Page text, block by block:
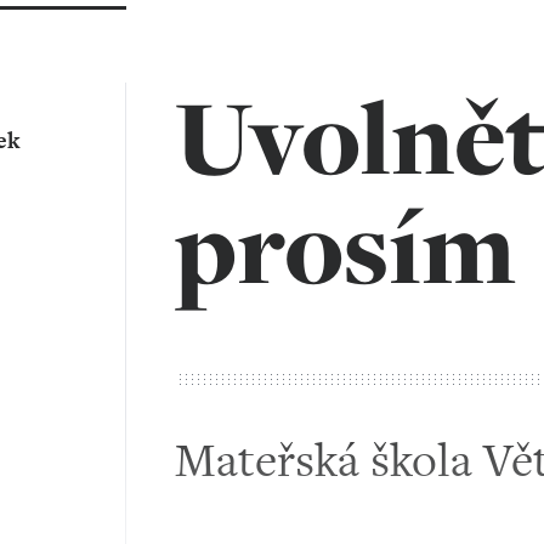
prosím
Mateřská škola